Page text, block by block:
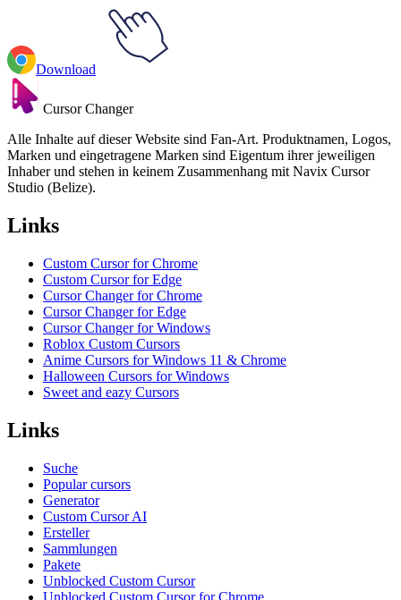
Download
Cursor Changer
Alle Inhalte auf dieser Website sind Fan-Art. Produktnamen, Logos,
Marken und eingetragene Marken sind Eigentum ihrer jeweiligen
Inhaber und stehen in keinem Zusammenhang mit Navix Cursor
Studio (Belize).
Links
Custom Cursor for Chrome
Custom Cursor for Edge
Cursor Changer for Chrome
Cursor Changer for Edge
Cursor Changer for Windows
Roblox Custom Cursors
Anime Cursors for Windows 11 & Chrome
Halloween Cursors for Windows
Sweet and eazy Cursors
Links
Suche
Popular cursors
Generator
Custom Cursor AI
Ersteller
Sammlungen
Pakete
Unblocked Custom Cursor
Unblocked Custom Cursor for Chrome